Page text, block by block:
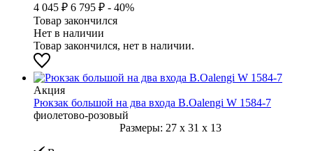
4 045 ₽ 6 795 ₽ - 40%
Товар закончился
Нет в наличии
Товар закончился, нет в наличии.
Акция
Рюкзак большой на два входа B.Oalengi W 1584-7
фиолетово-розовый
Размеры: 27 x 31 x 13